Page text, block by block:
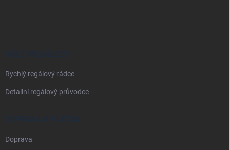
VŠE O REGÁLECH
Rychlý regálový rádce
Detailní regálový průvodce
DOPRAVA A PLATBA
Doprava